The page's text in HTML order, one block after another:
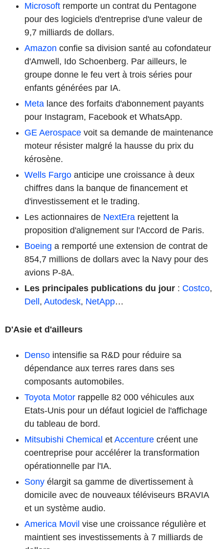
Microsoft remporte un contrat du Pentagone
pour des logiciels d'entreprise d'une valeur de
9,7 milliards de dollars.
Amazon confie sa division santé au cofondateur
d'Amwell, Ido Schoenberg. Par ailleurs, le
groupe donne le feu vert à trois séries pour
enfants générées par IA.
Meta lance des forfaits d'abonnement payants
pour Instagram, Facebook et WhatsApp.
GE Aerospace voit sa demande de maintenance
moteur résister malgré la hausse du prix du
kérosène.
Wells Fargo anticipe une croissance à deux
chiffres dans la banque de financement et
d'investissement et le trading.
Les actionnaires de NextEra rejettent la
proposition d'alignement sur l'Accord de Paris.
Boeing a remporté une extension de contrat de
854,7 millions de dollars avec la Navy pour des
avions P-8A.
Les principales publications du jour : Costco,
Dell, Autodesk, NetApp…
D'Asie et d'ailleurs
Denso intensifie sa R&D pour réduire sa
dépendance aux terres rares dans ses
composants automobiles.
Toyota Motor rappelle 82 000 véhicules aux
Etats-Unis pour un défaut logiciel de l'affichage
du tableau de bord.
Mitsubishi Chemical et Accenture créent une
coentreprise pour accélérer la transformation
opérationnelle par l'IA.
Sony élargit sa gamme de divertissement à
domicile avec de nouveaux téléviseurs BRAVIA
et un système audio.
America Movil vise une croissance régulière et
maintient ses investissements à 7 milliards de